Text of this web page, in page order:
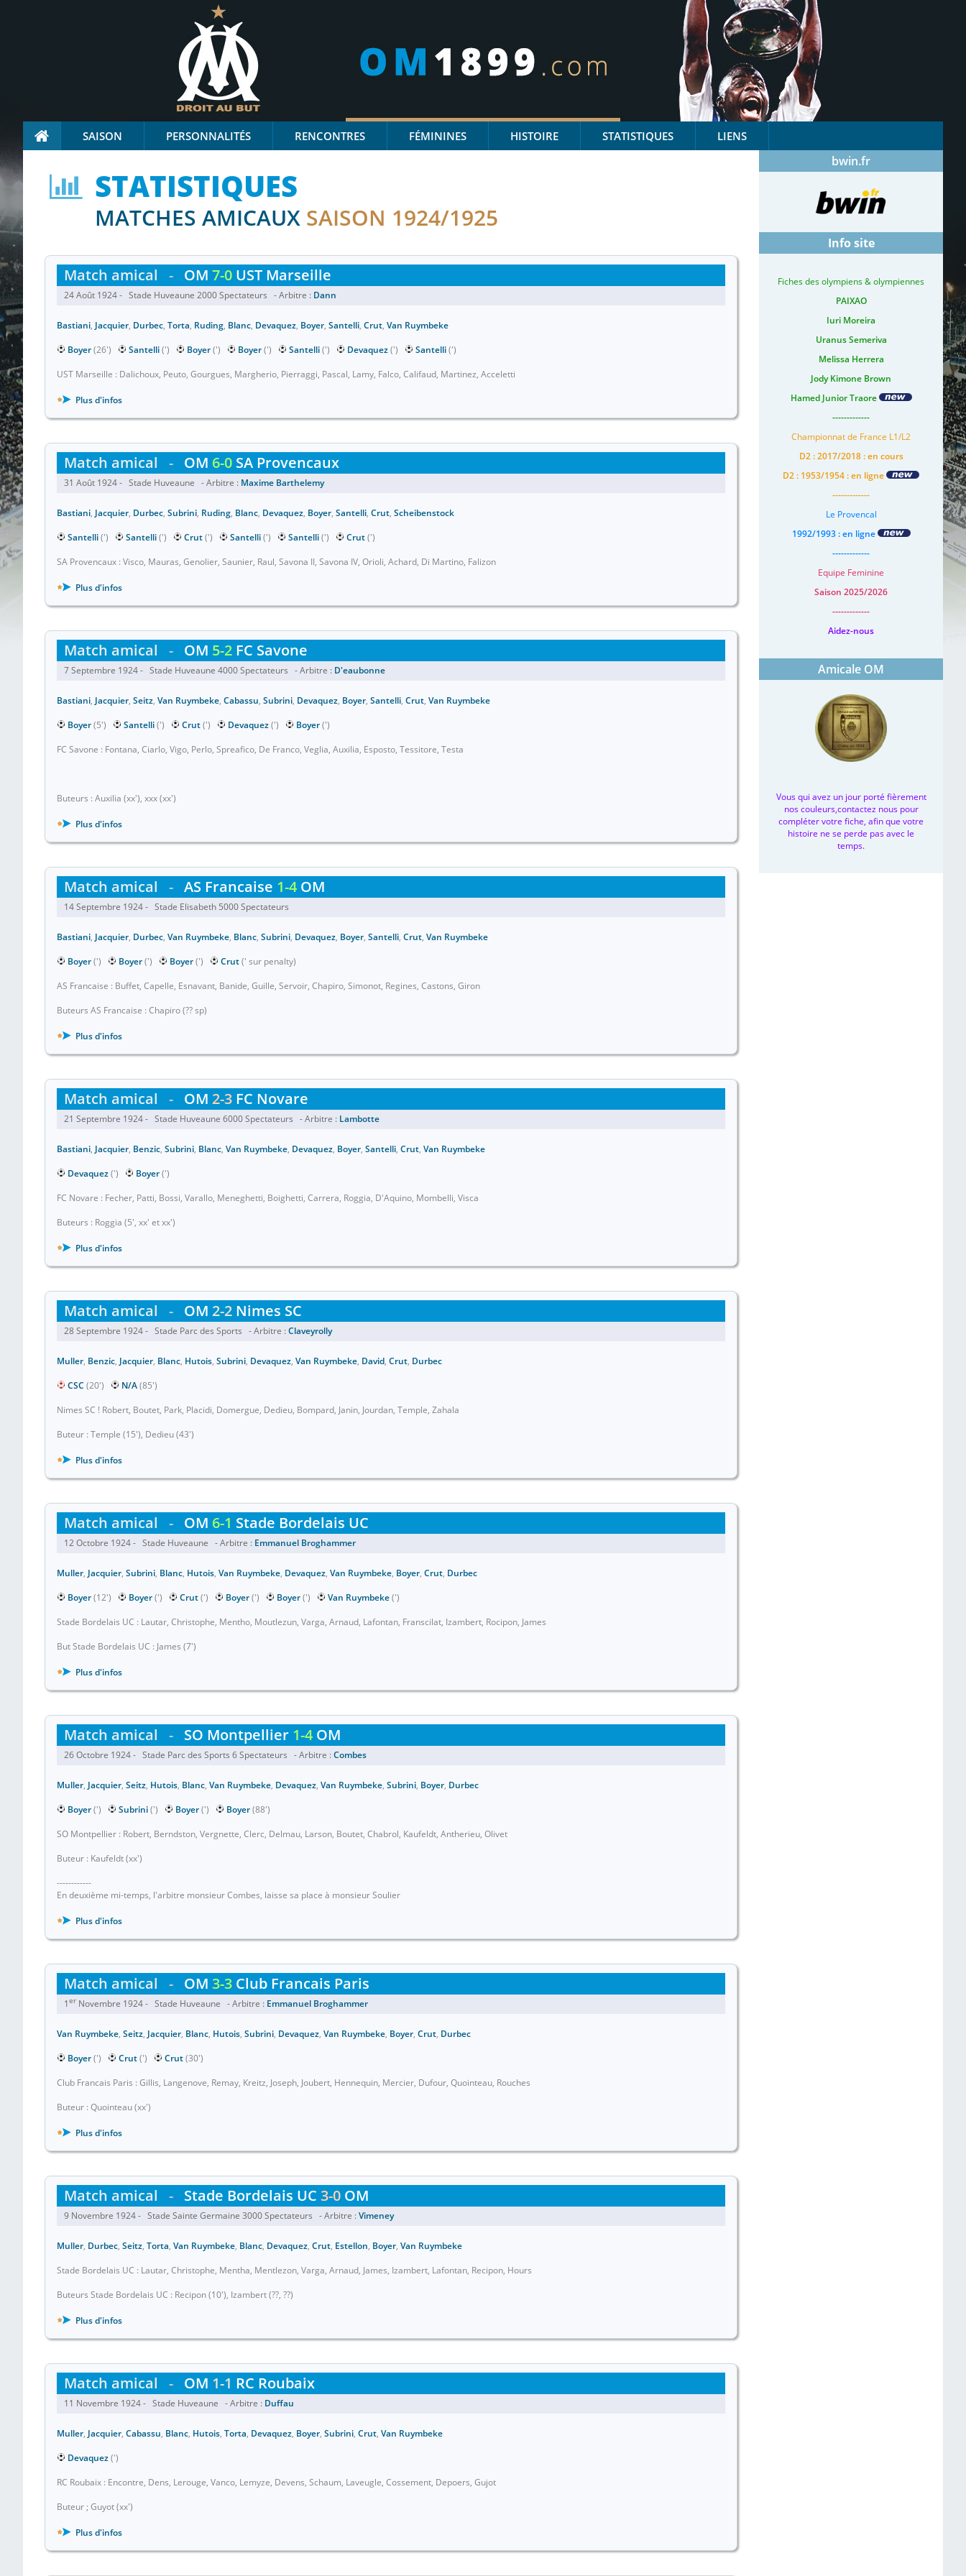
SAISON PERSONNALITÉS RENCONTRES FÉMININES HISTOIRE STATISTIQUES LIENS
STATISTIQUES
MATCHES AMICAUX SAISON 1924/1925
Match amical - OM 7-0 UST Marseille
24 Août 1924 - Stade Huveaune 2000 Spectateurs - Arbitre : Dann
Bastiani, Jacquier, Durbec, Torta, Ruding, Blanc, Devaquez, Boyer, Santelli, Crut, Van Ruymbeke
Boyer(26') Santelli(') Boyer(') Boyer(') Santelli(') Devaquez(') Santelli(')
UST Marseille : Dalichoux, Peuto, Gourgues, Margherio, Pierraggi, Pascal, Lamy, Falco, Califaud, Martinez, Acceletti
Plus d'infos
Match amical - OM 6-0 SA Provencaux
31 Août 1924 - Stade Huveaune - Arbitre : Maxime Barthelemy
Bastiani, Jacquier, Durbec, Subrini, Ruding, Blanc, Devaquez, Boyer, Santelli, Crut, Scheibenstock
Santelli(') Santelli(') Crut(') Santelli(') Santelli(') Crut(')
SA Provencaux : Visco, Mauras, Genolier, Saunier, Raul, Savona II, Savona IV, Orioli, Achard, Di Martino, Falizon
Plus d'infos
Match amical - OM 5-2 FC Savone
7 Septembre 1924 - Stade Huveaune 4000 Spectateurs - Arbitre : D'eaubonne
Bastiani, Jacquier, Seitz, Van Ruymbeke, Cabassu, Subrini, Devaquez, Boyer, Santelli, Crut, Van Ruymbeke
Boyer(5') Santelli(') Crut(') Devaquez(') Boyer(')
FC Savone : Fontana, Ciarlo, Vigo, Perlo, Spreafico, De Franco, Veglia, Auxilia, Esposto, Tessitore, Testa
Buteurs : Auxilia (xx'), xxx (xx')
Plus d'infos
Match amical - AS Francaise 1-4 OM
14 Septembre 1924 - Stade Elisabeth 5000 Spectateurs
Bastiani, Jacquier, Durbec, Van Ruymbeke, Blanc, Subrini, Devaquez, Boyer, Santelli, Crut, Van Ruymbeke
Boyer(') Boyer(') Boyer(') Crut(' sur penalty)
AS Francaise : Buffet, Capelle, Esnavant, Banide, Guille, Servoir, Chapiro, Simonot, Regines, Castons, Giron
Buteurs AS Francaise : Chapiro (?? sp)
Plus d'infos
Match amical - OM 2-3 FC Novare
21 Septembre 1924 - Stade Huveaune 6000 Spectateurs - Arbitre : Lambotte
Bastiani, Jacquier, Benzic, Subrini, Blanc, Van Ruymbeke, Devaquez, Boyer, Santelli, Crut, Van Ruymbeke
Devaquez(') Boyer(')
FC Novare : Fecher, Patti, Bossi, Varallo, Meneghetti, Boighetti, Carrera, Roggia, D'Aquino, Mombelli, Visca
Buteurs : Roggia (5', xx' et xx')
Plus d'infos
Match amical - OM 2-2 Nimes SC
28 Septembre 1924 - Stade Parc des Sports - Arbitre :Claveyrolly
Muller, Benzic, Jacquier, Blanc, Hutois, Subrini, Devaquez, Van Ruymbeke, David, Crut, Durbec
CSC (20') N/A(85')
Nimes SC ! Robert, Boutet, Park, Placidi, Domergue, Dedieu, Bompard, Janin, Jourdan, Temple, Zahala
Buteur : Temple (15'), Dedieu (43')
Plus d'infos
Match amical - OM 6-1 Stade Bordelais UC
12 Octobre 1924 - Stade Huveaune - Arbitre : Emmanuel Broghammer
Muller, Jacquier, Subrini, Blanc, Hutois, Van Ruymbeke, Devaquez, Van Ruymbeke, Boyer, Crut, Durbec
Boyer(12') Boyer(') Crut(') Boyer(') Boyer(') Van Ruymbeke(')
Stade Bordelais UC : Lautar, Christophe, Mentho, Moutlezun, Varga, Arnaud, Lafontan, Franscilat, Izambert, Rocipon, James
But Stade Bordelais UC : James (7')
Plus d'infos
Match amical - SO Montpellier 1-4 OM
26 Octobre 1924 - Stade Parc des Sports 6 Spectateurs - Arbitre :Combes
Muller, Jacquier, Seitz, Hutois, Blanc, Van Ruymbeke, Devaquez, Van Ruymbeke, Subrini, Boyer, Durbec
Boyer(') Subrini(') Boyer(') Boyer(88')
SO Montpellier : Robert, Berndston, Vergnette, Clerc, Delmau, Larson, Boutet, Chabrol, Kaufeldt, Antherieu, Olivet
Buteur : Kaufeldt (xx')
------------
En deuxième mi-temps, l'arbitre monsieur Combes, laisse sa place à monsieur Soulier
Plus d'infos
Match amical - OM 3-3 Club Francais Paris
1er Novembre 1924 - Stade Huveaune - Arbitre : Emmanuel Broghammer
Van Ruymbeke, Seitz, Jacquier, Blanc, Hutois, Subrini, Devaquez, Van Ruymbeke, Boyer, Crut, Durbec
Boyer(') Crut(') Crut(30')
Club Francais Paris : Gillis, Langenove, Remay, Kreitz, Joseph, Joubert, Hennequin, Mercier, Dufour, Quointeau, Rouches
Buteur : Quointeau (xx')
Plus d'infos
Match amical - Stade Bordelais UC 3-0 OM
9 Novembre 1924 - Stade Sainte Germaine 3000 Spectateurs - Arbitre :Vimeney
Muller, Durbec, Seitz, Torta, Van Ruymbeke, Blanc, Devaquez, Crut, Estellon, Boyer, Van Ruymbeke
Stade Bordelais UC : Lautar, Christophe, Mentha, Mentlezon, Varga, Arnaud, James, Izambert, Lafontan, Recipon, Hours
Buteurs Stade Bordelais UC : Recipon (10'), Izambert (??, ??)
Plus d'infos
Match amical - OM 1-1 RC Roubaix
11 Novembre 1924 - Stade Huveaune - Arbitre : Duffau
Muller, Jacquier, Cabassu, Blanc, Hutois, Torta, Devaquez, Boyer, Subrini, Crut, Van Ruymbeke
Devaquez(')
RC Roubaix : Encontre, Dens, Lerouge, Vanco, Lemyze, Devens, Schaum, Laveugle, Cossement, Depoers, Gujot
Buteur ; Guyot (xx')
Plus d'infos
bwin.fr
Info site
Fiches des olympiens & olympiennes
PAIXAO
Iuri Moreira
Uranus Semeriva
Melissa Herrera
Jody Kimone Brown
Hamed Junior Traore
-------------
Championnat de France L1/L2
D2 : 2017/2018 : en cours
D2 : 1953/1954 : en ligne
-------------
Le Provencal
1992/1993 : en ligne
-------------
Equipe Feminine
Saison 2025/2026
-------------
Aidez-nous
Amicale OM
Vous qui avez un jour porté fièrement
nos couleurs,contactez nous pour
compléter votre fiche, afin que votre
histoire ne se perde pas avec le
temps.